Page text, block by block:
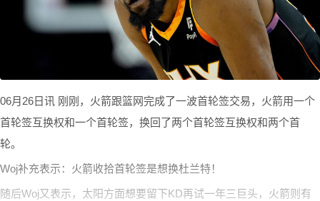
06月26日讯 刚刚，火箭跟篮网完成了一波首轮签交易，火箭用一个
首轮签互换权和一个首轮签，换回了两个首轮签互换权和两个首
轮。
Woj补充表示：火箭收拾首轮签是想换杜兰特！
随后Woj又表示，太阳方面想要留下KD再试一年三巨头，火箭则有